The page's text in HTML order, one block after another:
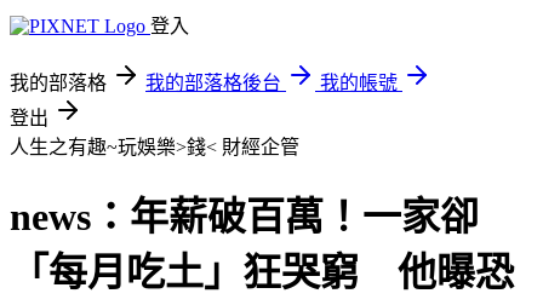
登入
我的部落格 我的部落格後台
我的帳號
登出
人生之有趣~玩娛樂>錢< 財經企管
news：年薪破百萬！一家卻
「每月吃土」狂哭窮 他曝恐